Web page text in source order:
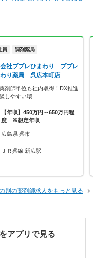
員 調剤薬局
社ププレひまわり ププレ
わり薬局 呉広本町店
剤師単位も社内取得！DX推進
しやすい環…
【年収】450万円～650万円程
度 ※想定年収
広島県 呉市
ＪＲ呉線 新広駅
別の薬剤師求人をもっと見る
アプリで見る